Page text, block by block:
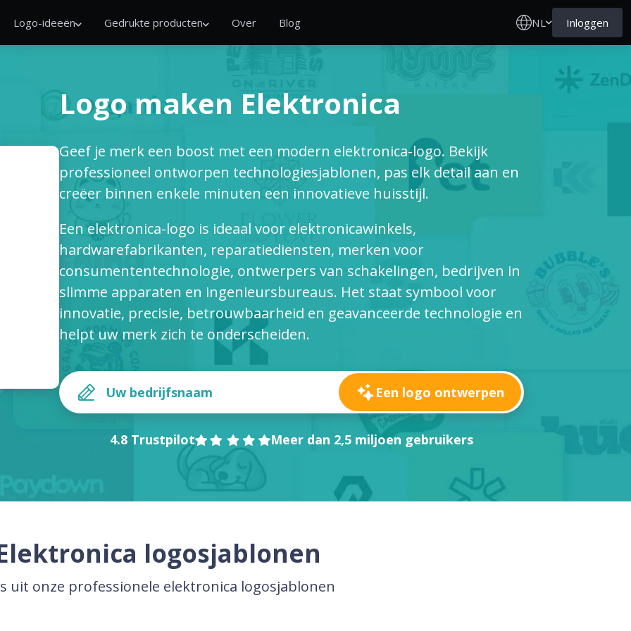
Logo-ideeën Gedrukte producten Over Blog NL Inloggen
Logo maken Elektronica
Geef je merk een boost met een modern elektronica-logo. Bekijk
professioneel ontworpen technologiesjablonen, pas elk detail aan en
creëer binnen enkele minuten een innovatieve huisstijl.
Een elektronica-logo is ideaal voor elektronicawinkels,
hardwarefabrikanten, reparatiediensten, merken voor
consumententechnologie, ontwerpers van schakelingen, bedrijven in
slimme apparaten en ingenieursbureaus. Het staat symbool voor
innovatie, precisie, betrouwbaarheid en geavanceerde technologie en
helpt uw merk zich te onderscheiden.
Een logo ontwerpen
4.8 Trustpilot Meer dan 2,5 miljoen gebruikers
logosjablonen
uit onze professionele elektronica logosjablonen